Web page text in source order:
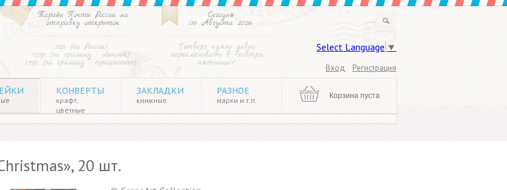
Select Language ▼
Сегодня
06 Августа 2026
Четверг нужно давно
переименовать в «завтра
пятница»!
Тарифы Почты России на
отправку открыток
35р. (по России)
125р. (за границу - обычный)
135р. (за границу - приоритет)
Вход Регистрация
КОНВЕРТЫ
крафт,
цветные
ЗАКЛАДКИ
книжные
РАЗНОЕ
марки и т.п. Корзина пуста
20 шт.